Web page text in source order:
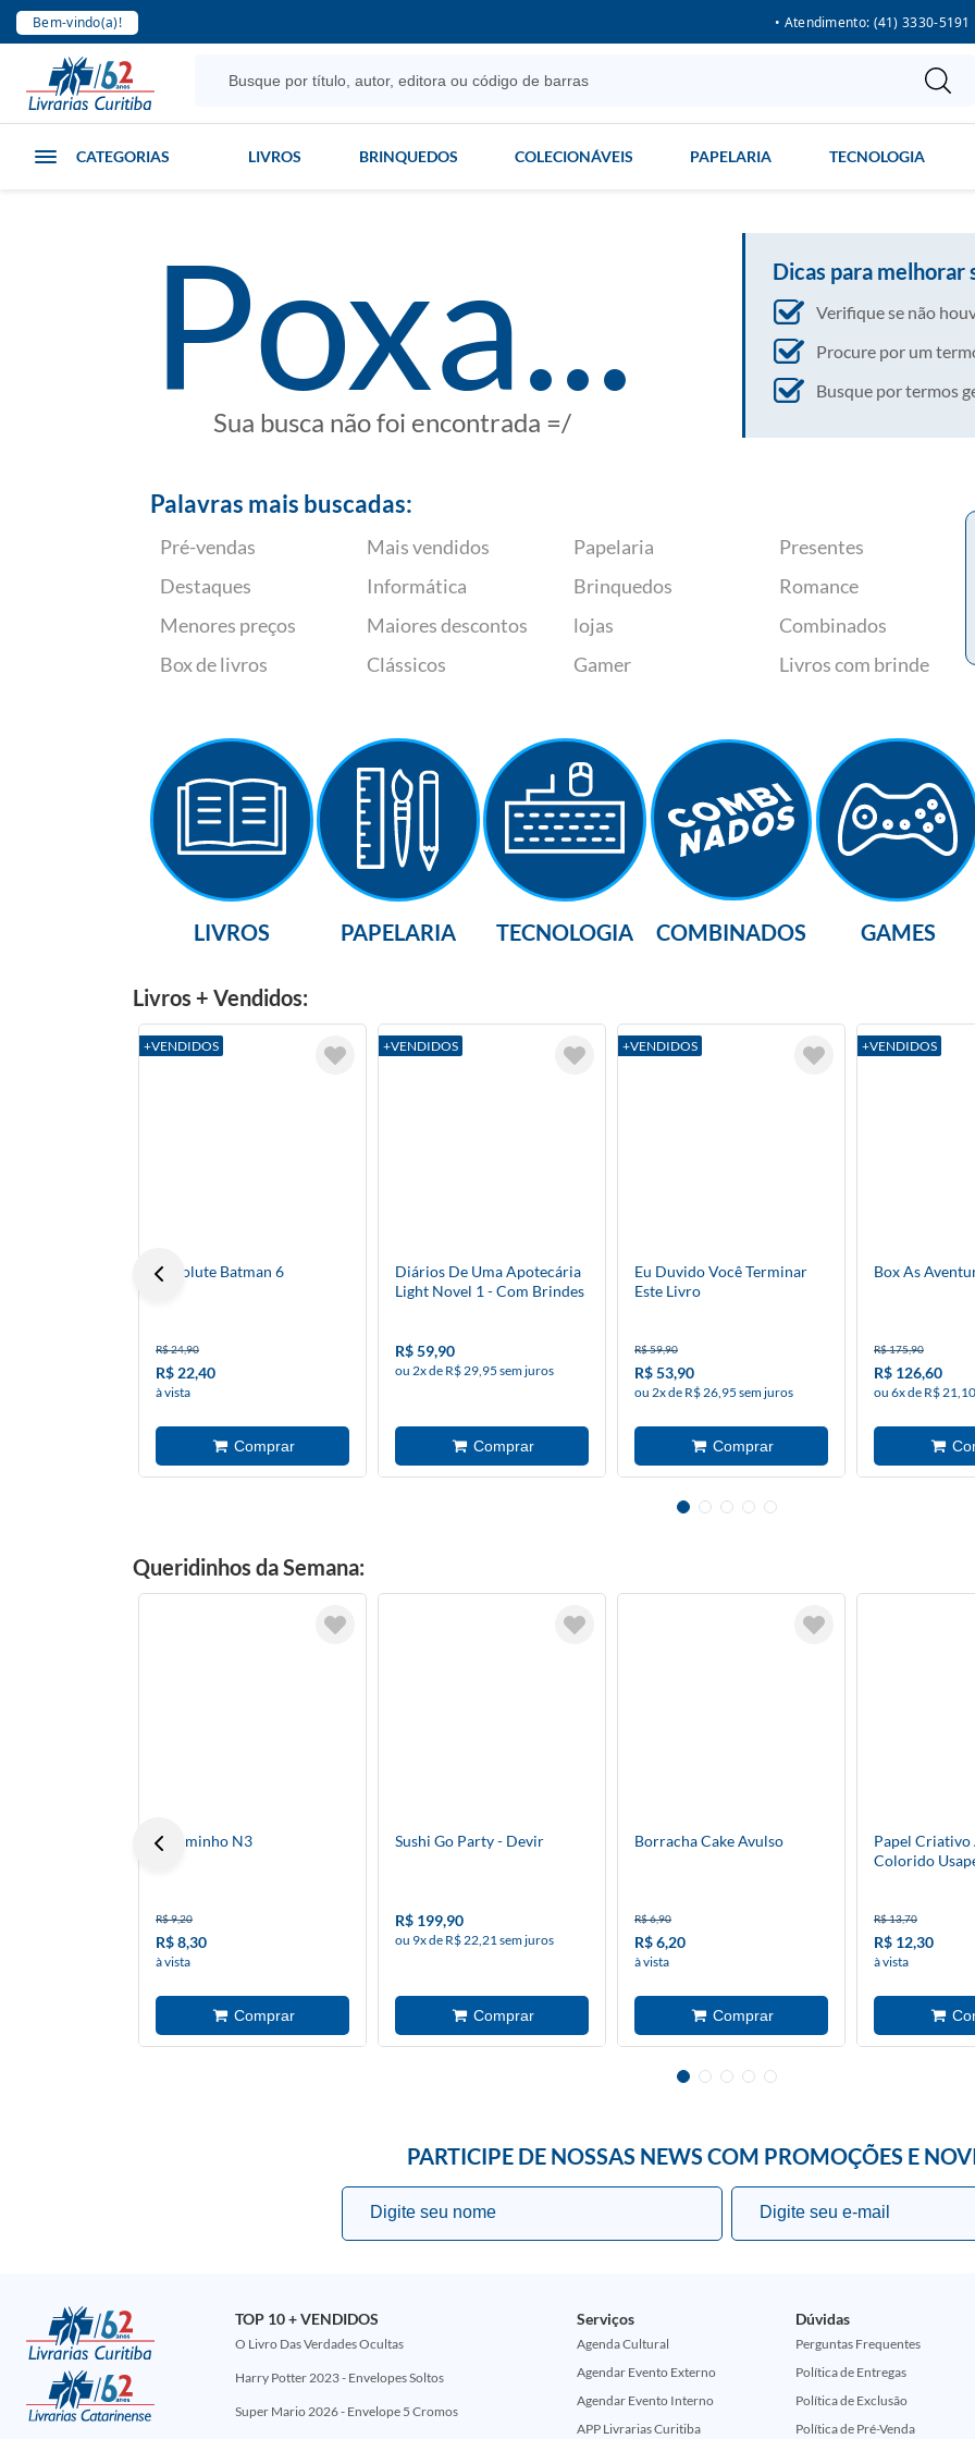
Bem-vindo(a)! • Atendimento: (41) 3330-5191
CATEGORIAS LIVROS BRINQUEDOS COLECIONÁVEIS PAPELARIA TECNOLOGIA
poxa...
Sua busca não foi encontrada =/
Dicas para melhorar
Verifique se não
Procure por um
Busque por termos
Palavras mais buscadas:
Pré-vendas
Destaques
Menores preços
Box de livros
Mais vendidos
Informática
Maiores descontos
Clássicos
Papelaria
Brinquedos
lojas
Gamer
Presentes
Romance
Combinados
Livros com brinde
LIVROS PAPELARIA TECNOLOGIA COMBINADOS GAMES
Livros + Vendidos:
+VENDIDOS
Absolute Batman 6
R$ 24,90
R$ 22,40
à vista
+VENDIDOS
Diários De Uma Apotecária
Light Novel 1 - Com Brindes
R$ 59,90
ou 2x de R$ 29,95 sem juros
+VENDIDOS
Eu Duvido Você Terminar
Este Livro
R$ 59,90
R$ 53,90
ou 2x de R$ 26,95 sem juros
+VENDIDOS
Box As
R$ 175,90
R$ 126,60
ou 6x de R$
Queridinhos da Semana:
Esfuminho N3
R$ 9,20
R$ 8,30
à vista
Sushi Go Party - Devir
R$ 199,90
ou 9x de R$ 22,21 sem juros
Borracha Cake Avulso
R$ 6,90
R$ 6,20
à vista
Papel Criativo
Colorido
R$ 13,70
R$ 12,30
à vista
PARTICIPE DE NOSSAS NEWS COM PROMOÇÕES E
TOP 10 + VENDIDOS
O Livro Das Verdades Ocultas
Harry Potter 2023 - Envelopes Soltos
Super Mario 2026 - Envelope 5 Cromos
Serviços
Agenda Cultural
Agendar Evento Externo
Agendar Evento Interno
APP Livrarias Curitiba
Dúvidas
Perguntas Frequentes
Política de Entregas
Política de Exclusão
Política de Pré-Venda